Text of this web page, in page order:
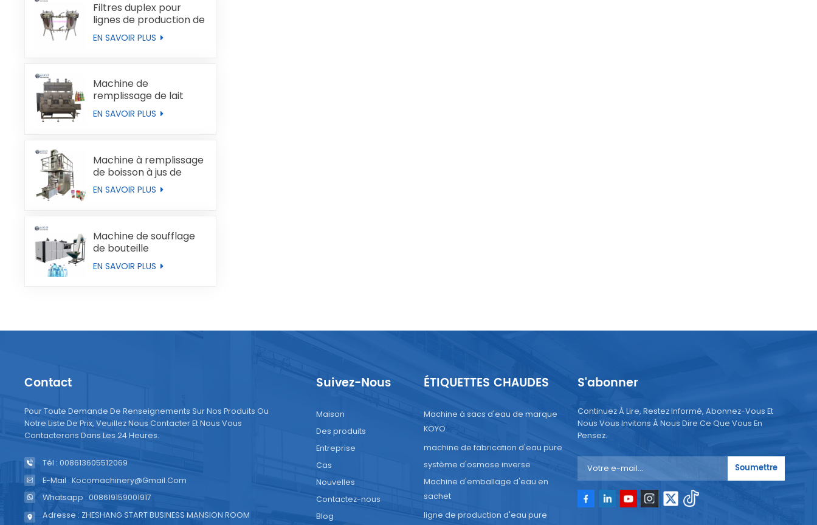
Filtres duplex pour
lignes de production de
liquides
EN SAVOIR PLUS
Machine de
remplissage de lait
automatique
EN SAVOIR PLUS
Machine à remplissage
de boisson à jus de
boucles de type brique
EN SAVOIR PLUS
Machine de soufflage
de bouteille
entièrement
automatique
EN SAVOIR PLUS
Contact
Pour Toute Demande De Renseignements Sur Nos Produits Ou
Notre Liste De Prix, Veuillez Nous Contacter Et Nous Vous
Contacterons Dans Les 24 Heures.
Tél : 008613605512069
E-Mail : Kocomachinery@gmail.com
Whatsapp : 008619159001917
Adresse : ZHESHANG START BUSINESS MANSION ROOM
Suivez-Nous
Maison
Des produits
Entreprise
Cas
Nouvelles
Contactez-nous
Blog
ÉTIQUETTES CHAUDES
Machine à sacs d'eau de marque
KOYO
machine de fabrication d'eau pure
système d'osmose inverse
Machine d'emballage d'eau en
sachet
ligne de production d'eau pure
S'abonner
Continuez À Lire, Restez Informé, Abonnez-Vous Et
Nous Vous Invitons À Nous Dire Ce Que Vous En
Pensez.
Soumettre